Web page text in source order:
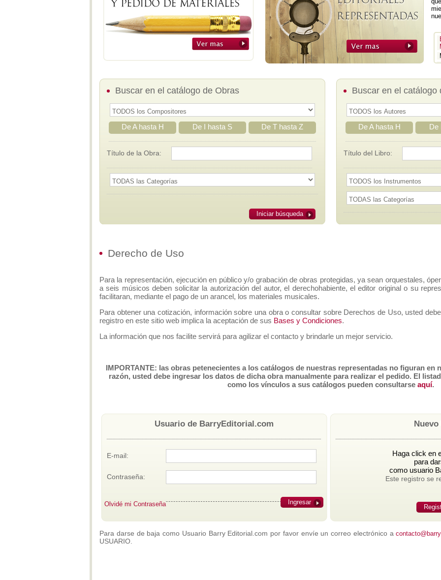
Buscar en el catálogo de Obras
De A hasta H De I hasta S De T hasta Z
Título de la Obra:
Iniciar búsqueda
Buscar en el catálogo
De A hasta H De
Título del Libro:
Derecho de Uso
Para la representación, ejecución en público y/o grabación de obras protegidas, ya sean orquestales,
a seis músicos deben solicitar la autorización del autor, el derechohabiente, el editor original o su
facilitaran, mediante el pago de un arancel, los materiales musicales.
Para obtener una cotización, información sobre una obra o consultar sobre Derechos de Uso, usted
registro en este sitio web implica la aceptación de sus Bases y Condiciones.
La información que nos facilite servirá para agilizar el contacto y brindarle un mejor servicio.
IMPORTANTE: las obras petenecientes a los catálogos de nuestras representadas no figuran en
razón, usted debe ingresar los datos de dicha obra manualmente para realizar el pedido. El
como los vínculos a sus catálogos pueden consultarse aquí.
Usuario de BarryEditorial.com
E-mail:
Contraseña:
Ingresar
Olvidé mi Contraseña
Haga click en
para
como usuario
Este registro se
Para darse de baja como Usuario Barry Editorial.com por favor envíe un correo electrónico a
USUARIO.